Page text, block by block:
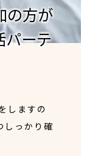
の方が
パーテ
しますの
しっかり確